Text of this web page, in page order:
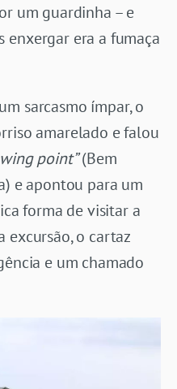
um guardinha – e
enxergar era a fumaça
sarcasmo ímpar, o
amarelado e falou
point”(Bem
e apontou para um
forma de visitar a
excursão, o cartaz
e um chamado